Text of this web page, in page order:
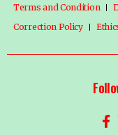
Terms and Condition
Correction Policy